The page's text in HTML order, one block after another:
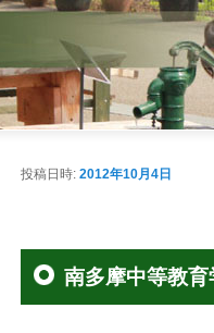
南多摩中等教
投稿日時: 2012年10月4日